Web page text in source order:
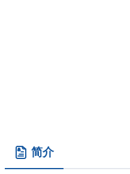
简介